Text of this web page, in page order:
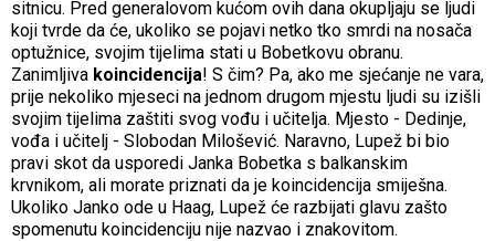
sitnicu. Pred generalovom kućom ovih dana okupljaju se ljudi
koji tvrde da će, ukoliko se pojavi netko tko smrdi na nosača
optužnice, svojim tijelima stati u Bobetkovu obranu.
Zanimljiva koincidencija! S čim? Pa, ako me sjećanje ne vara,
prije nekoliko mjeseci na jednom drugom mjestu ljudi su izišli
svojim tijelima zaštiti svog vođu i učitelja. Mjesto - Dedinje,
vođa i učitelj - Slobodan Milošević. Naravno, Lupež bi bio
pravi skot da usporedi Janka Bobetka s balkanskim
krvnikom, ali morate priznati da je koincidencija smiješna.
Ukoliko Janko ode u Haag, Lupež će razbijati glavu zašto
spomenutu koincidenciju nije nazvao i znakovitom.